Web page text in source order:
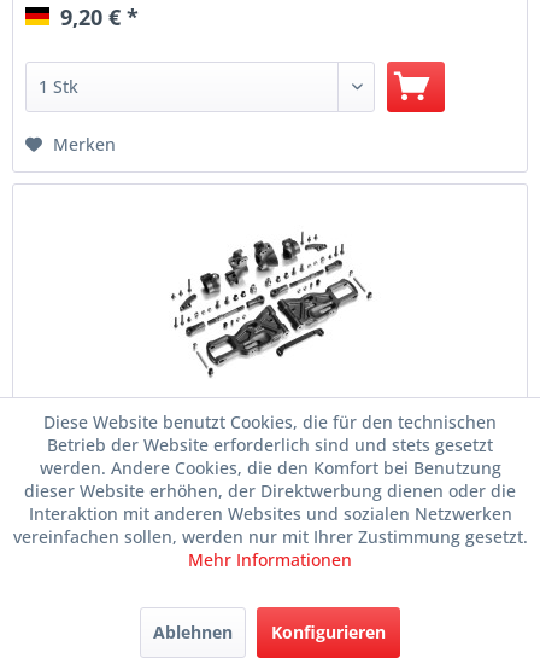
9,20 € *
Merken
Xray XB8 / GTX C-Hub Aufhängungs Conversion
Set...
Artikelnr. 028-350907
Diese Website benutzt Cookies, die für den technischen
Betrieb der Website erforderlich sind und stets gesetzt
werden. Andere Cookies, die den Komfort bei Benutzung
dieser Website erhöhen, der Direktwerbung dienen oder die
Interaktion mit anderen Websites und sozialen Netzwerken
vereinfachen sollen, werden nur mit Ihrer Zustimmung gesetzt.
Mehr Informationen
Ablehnen Konfigurieren